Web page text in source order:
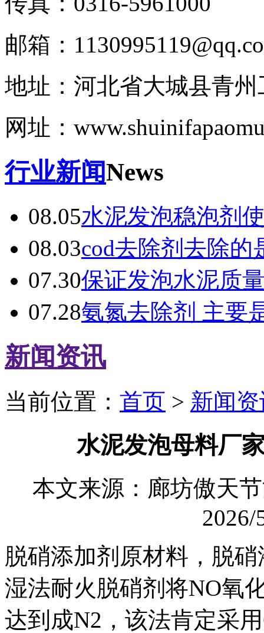
邮箱：
地址：河北省大城县青州
网址：
行业新闻News
08.05水泥发泡稳泡剂
08.03cod去除剂去除的
07.30保证发泡水泥质
07.28氨氮去除剂 主要
新闻资讯
当前位置： 首页 > 新闻
水泥发泡母料厂
本文来源：廊坊傲
2026/
脱硝添加剂原材料，脱
湿法耐火脱硝剂将NO氧
达到成N2，该法肯定采